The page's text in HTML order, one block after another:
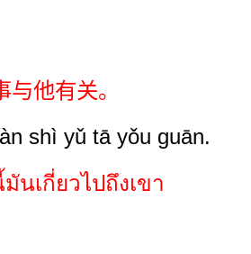
与他有关。
shì yǔ tā yǒu guān.
มันเกี่ยวไปถึงเขา